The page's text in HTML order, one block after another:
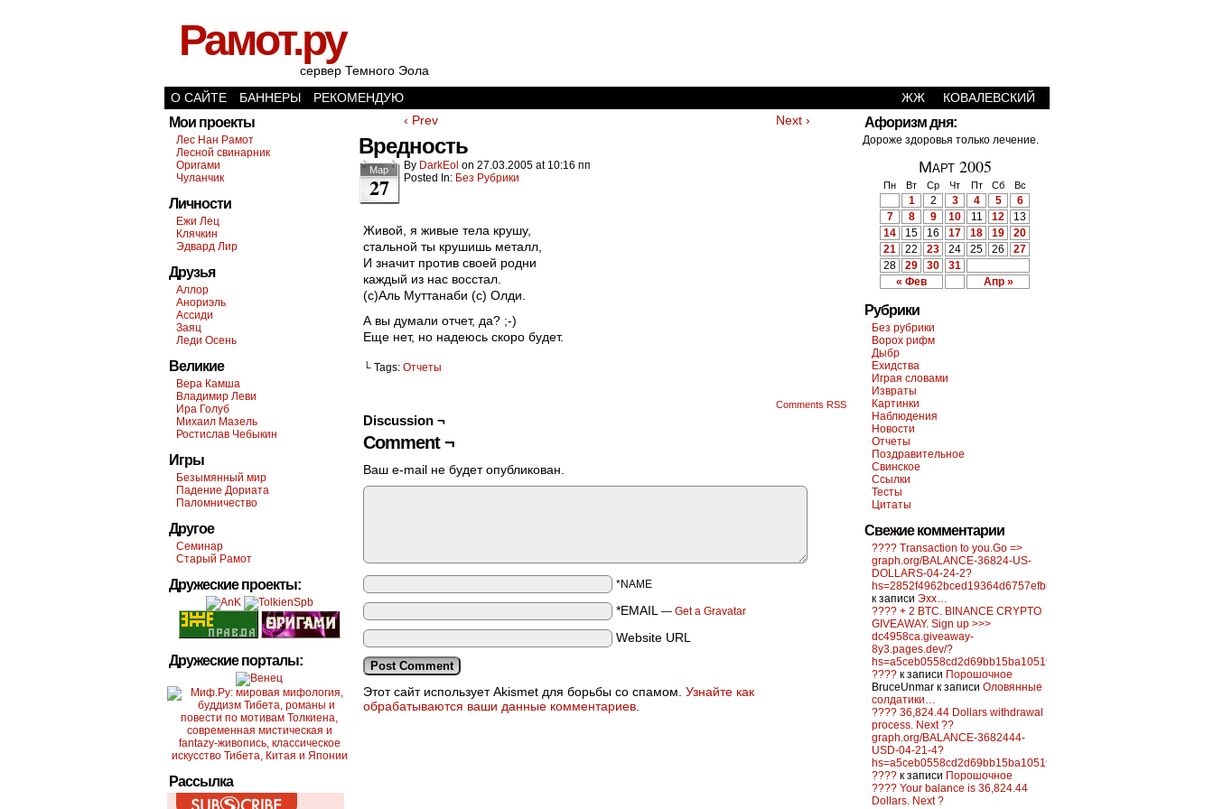
Рамот.ру
сервер Темного Эола
О САЙТЕ
БАННЕРЫ РЕКОМЕНДУЮ ЖЖ КОВАЛЕВСКИЙ
Мои проекты
Лес Нан Рамот
Лесной свинарник
Оригами
Чуланчик
Личности
Ежи Лец
Клячкин
Эдвард Лир
Друзья
Аллор
Анориэль
Ассиди
Заяц
Леди Осень
Великие
Вера Камша
Владимир Леви
Ира Голуб
Михаил Мазель
Ростислав Чебыкин
Игры
Безымянный мир
Падение Дориата
Паломничество
Другое
Семинар
Старый Рамот
Дружеские проекты:
Дружеские порталы:
Рассылка
‹ Prev Next ›
Вредность
Мар
27
By DarkEol on 27.03.2005 at 10:16 пп
Posted In: Без Рубрики
Живой, я живые тела крушу,
стальной ты крушишь металл,
И значит против своей родни
каждый из нас восстал.
(с)Аль Муттанаби (с) Олди.
А вы думали отчет, да? ;-)
Еще нет, но надеюсь скоро будет.
└ Tags: Отчеты
Comments RSS
Discussion ¬
Comment ¬
Ваш e-mail не будет опубликован.
*NAME
*EMAIL — Get a Gravatar
Website URL
Этот сайт использует Akismet для борьбы со спамом. Узнайте как
обрабатываются ваши данные комментариев
Афоризм дня:
Дороже здоровья только лечение.
Март 2005
Пн Вт Ср Чт Пт Сб Вс
« Фев Апр »
1 2 3 4 5
6
7
8 9 10 11 12
13
14
15 16 17 18 19
20
21
22 23 24 25 26
27
28
29 30 31
Рубрики
Без рубрики
Ворох рифм
Дыбр
Ехидства
Играя словами
Извраты
Картинки
Наблюдения
Новости
Отчеты
Поздравительное
Свинское
Ссылки
Тесты
Цитаты
Свежие комментарии
???? Transaction to you.Go =>
graph.org/BALANCE-36824-US-
DOLLARS-04-24-2?
hs=2852f4962bced19364d6757efb5f6a84&
к записи Эхх…
???? + 2 BTC. BINANCE CRYPTO
GIVEAWAY. Sign up >>>
dc4958ca.giveaway-
8y3.pages.dev/?
hs=a5ceb0558cd2d69bb15ba10519f0d6c2&
???? к записи Порошочное
BruceUnmar к записи Оловянные
солдатики…
???? 36,824.44 Dollars withdrawal
process. Next ??
graph.org/BALANCE-3682444-
USD-04-21-4?
hs=a5ceb0558cd2d69bb15ba10519f0d6c2&
???? к записи Порошочное
???? Your balance is 36,824.44
Dollars. Next ?